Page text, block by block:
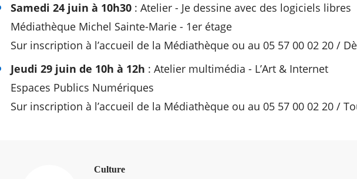
Samedi 24 juin à 10h30: Atelier - Je dessine avec des logiciels libres
Médiathèque Michel Sainte-Marie - 1er étage
Sur inscription à l’accueil de la Médiathèque ou au 05 57 00 02 20 /
Jeudi 29 juin de 10h à 12h : Atelier multimédia - L’Art & Internet
Espaces Publics Numériques
Sur inscription à l’accueil de la Médiathèque ou au 05 57 00 02 20 /
Culture